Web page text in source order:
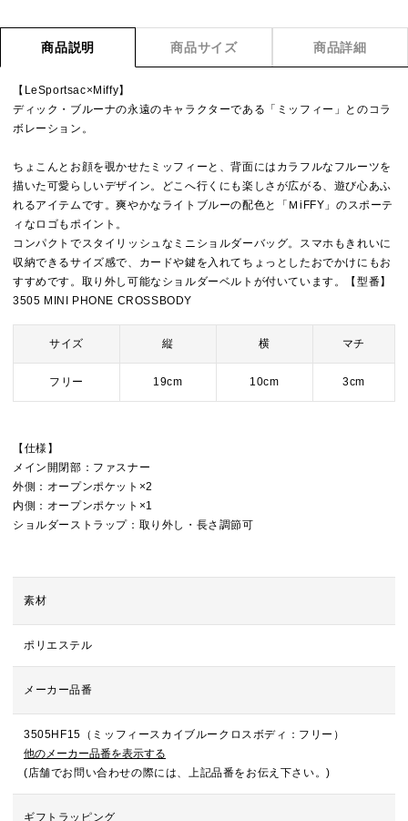
商品説明 商品サイズ 商品詳細
【LeSportsac×Miffy】
ディック・ブルーナの永遠のキャラクターである「ミッフィー」とのコラ
ボレーション。
ちょこんとお顔を覗かせたミッフィーと、背面にはカラフルなフルーツを
描いた可愛らしいデザイン。どこへ行くにも楽しさが広がる、遊び心あふ
れるアイテムです。爽やかなライトブルーの配色と「ＭiFFY」のスポーテ
ィなロゴもポイント。
コンパクトでスタイリッシュなミニショルダーバッグ。スマホもきれいに
収納できるサイズ感で、カードや鍵を入れてちょっとしたおでかけにもお
すすめです。取り外し可能なショルダーベルトが付いています。【型番】
3505 MINI PHONE CROSSBODY
サイズ 縦 横 マチ
フリー 19cm 10cm 3cm
【仕様】
メイン開閉部：ファスナー
外側：オープンポケット×2
内側：オープンポケット×1
ショルダーストラップ：取り外し・長さ調節可
素材
ポリエステル
メーカー品番
3505HF15（ミッフィースカイブルークロスボディ：フリー）
他のメーカー品番を表示する
(店舗でお問い合わせの際には、上記品番をお伝え下さい。)
ギフトラッピング